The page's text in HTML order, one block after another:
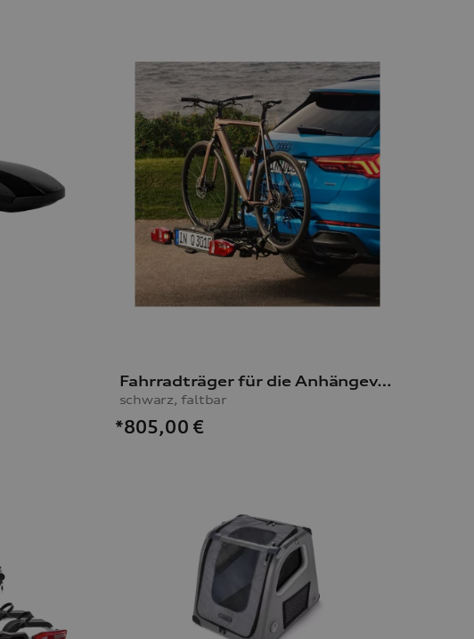
Fahrradträger für die Anhängevorrichtung
schwarz, faltbar
*805,00 €